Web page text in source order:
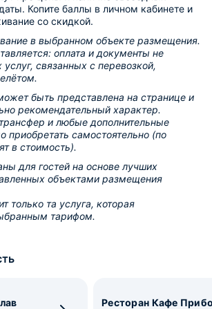
Копите баллы в личном кабинете и
со скидкой.
в выбранном объекте размещения.
оплата и документы не
связанных с перевозкой,
быть представлена на странице и
рекомендательный характер.
и любые дополнительные
приобретать самостоятельно (по
в стоимость).
для гостей на основе лучших
объектами размещения
только та услуга, которая
тарифом.
Ресторан Кафе